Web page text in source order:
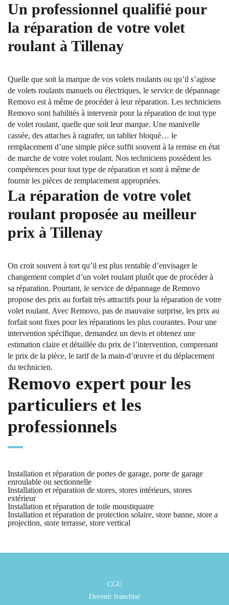
Un professionnel qualifié pour
la réparation de votre volet
roulant à Tillenay
Quelle que soit la marque de vos volets roulants ou qu’il s’agisse
de volets roulants manuels ou électriques, le service de dépannage
Removo est à même de procéder à leur réparation. Les techniciens
Removo sont habilités à intervenir pour la réparation de tout type
de volet roulant, quelle que soit leur marque. Une manivelle
cassée, des attaches à ragrafer, un tablier bloqué… le
remplacement d’une simple pièce suffit souvent à la remise en état
de marche de votre volet roulant. Nos techniciens possèdent les
compétences pour tout type de réparation et sont à même de
fournir les pièces de remplacement appropriées.
La réparation de votre volet
roulant proposée au meilleur
prix à Tillenay
On croit souvent à tort qu’il est plus rentable d’envisager le
changement complet d’un volet roulant plutôt que de procéder à
sa réparation. Pourtant, le service de dépannage de Removo
propose des prix au forfait très attractifs pour la réparation de votre
volet roulant. Avec Removo, pas de mauvaise surprise, les prix au
forfait sont fixes pour les réparations les plus courantes. Pour une
intervention spécifique, demandez un devis et obtenez une
estimation claire et détaillée du prix de l’intervention, comprenant
le prix de la pièce, le tarif de la main-d’œuvre et du déplacement
du technicien.
Removo expert pour les
particuliers et les
professionnels
Installation et réparation de portes de garage, porte de garage
enroulable ou sectionnelle
Installation et réparation de stores, stores intérieurs, stores
extérieur
Installation et réparation de toile moustiquaire
Installation et réparation de protection solaire, store banne, store a
projection, store terrasse, store vertical
CGU
Devenir franchisé